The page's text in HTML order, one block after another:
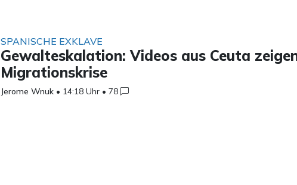
SPANISCHE EXKLAVE
Gewalteskalation: Videos aus Ceuta
Migrationskrise
Jerome Wnuk • 14:18 Uhr • 78